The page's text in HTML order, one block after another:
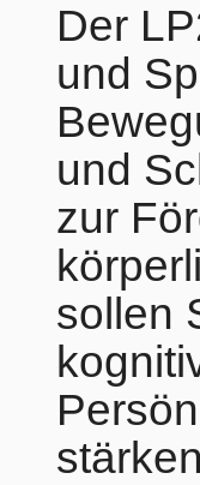
Der
und
und
zur
sollen